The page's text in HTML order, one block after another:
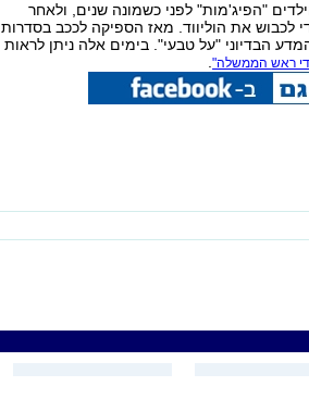
"הפיג'מות" לפני כשמונה שנים, ולאחר
לכבוש את הוליווד. מאז הספיקה לככב בסדרות
הבדיוני "על טבעי". בימים אלה ניתן לראות
ראש הממשלה".